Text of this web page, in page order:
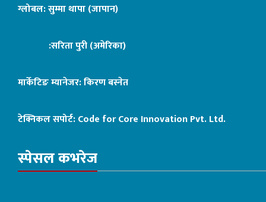
ग्लोबल: सुम्मा थापा (जापान)
:सरिता पुरी (अमेरिका)
मार्केटिङ म्यानेजर: किरण बस्नेत
टेक्निकल सपोर्ट:Code for Core Innovation Pvt. Ltd.
स्पेसल कभरेज